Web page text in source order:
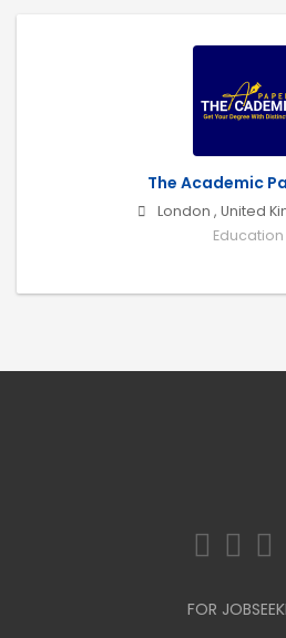
The Academic
London , United
Education
FOR